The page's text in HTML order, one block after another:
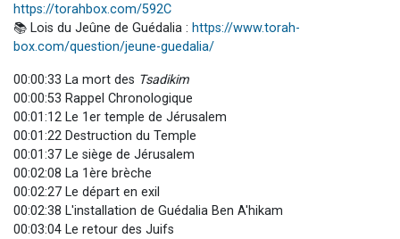
https://torahbox.com/592C
📚 Lois du Jeûne de Guédalia : https://www.torah-
box.com/question/jeune-guedalia/
00:00:33 La mort des Tsadikim
00:00:53 Rappel Chronologique
00:01:12 Le 1er temple de Jérusalem
00:01:22 Destruction du Temple
00:01:37 Le siège de Jérusalem
00:02:08 La 1ère brèche
00:02:27 Le départ en exil
00:02:38 L'installation de Guédalia Ben A'hikam
00:03:04 Le retour des Juifs